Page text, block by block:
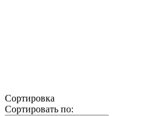
Сортировка
Сортировать по: